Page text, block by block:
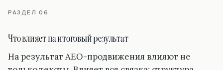
РАЗДЕЛ 06
Что влияет на итоговый результат
На результат AEO-продвижения влияют не